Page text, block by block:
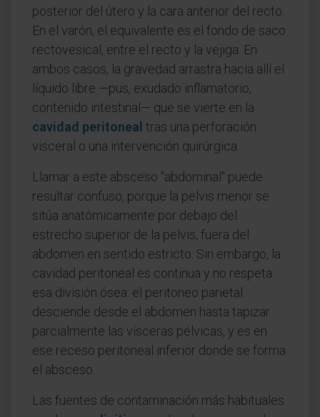
posterior del útero y la cara anterior del recto.
En el varón, el equivalente es el fondo de saco
rectovesical, entre el recto y la vejiga. En
ambos casos, la gravedad arrastra hacia allí el
líquido libre —pus, exudado inflamatorio,
contenido intestinal— que se vierte en la
cavidad peritoneal tras una perforación
visceral o una intervención quirúrgica.
Llamar a este absceso "abdominal" puede
resultar confuso, porque la pelvis menor se
sitúa anatómicamente por debajo del
estrecho superior de la pelvis, fuera del
abdomen en sentido estricto. Sin embargo, la
cavidad peritoneal es continua y no respeta
esa división ósea: el peritoneo parietal
desciende desde el abdomen hasta tapizar
parcialmente las vísceras pélvicas, y es en
ese receso peritoneal inferior donde se forma
el absceso.
Las fuentes de contaminación más habituales